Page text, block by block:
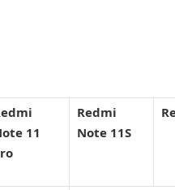
11
Redmi
Note 11S